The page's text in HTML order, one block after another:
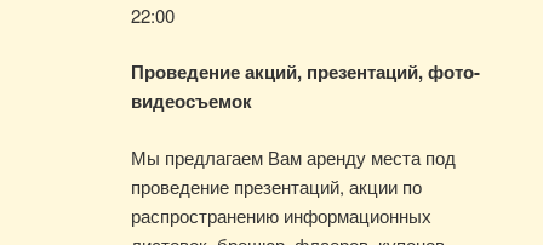
22:00
Проведение акций, презентаций, фото-
видеосъемок
Мы предлагаем Вам аренду места под
проведение презентаций, акции по
распространению информационных